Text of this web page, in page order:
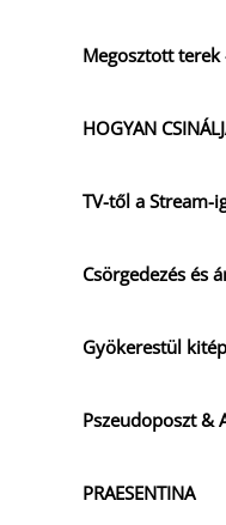
Megosztott
HOGYAN
TV-től a Stream-
Csörgedezés és
Gyökerestül
Pszeudoposzt &
PRAESENTINA